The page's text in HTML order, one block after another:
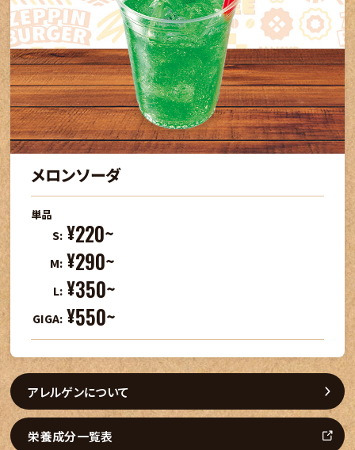
メロンソーダ
単品
S: ¥220~
M: ¥290~
L: ¥350~
GIGA: ¥550~
アレルゲンについて
栄養成分一覧表